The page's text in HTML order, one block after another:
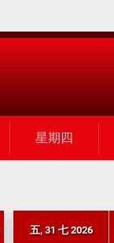
星期四
五, 31 七 2026